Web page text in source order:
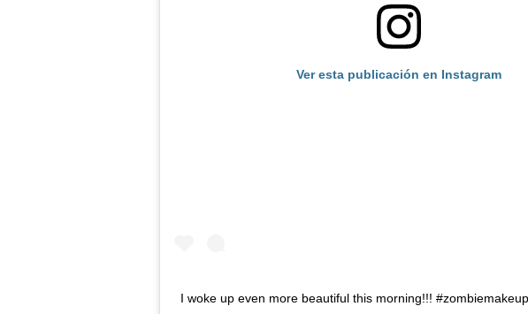
Ver esta publicación en Instagram
I woke up even more beautiful this morning!!!